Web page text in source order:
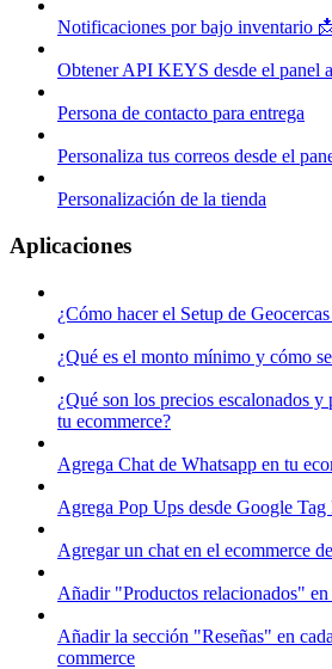
Notificaciones por bajo inventario
Obtener API KEYS desde el panel
Persona de contacto para entrega
Personaliza tus correos desde el
Personalización de la tienda
Aplicaciones
¿Cómo hacer el Setup de
¿Qué es el monto mínimo y cómo
¿Qué son los precios escalonados
tu ecommerce?
Agrega Chat de Whatsapp en tu
Agrega Pop Ups desde Google Tag
Agregar un chat en el ecommerce
Añadir "Productos relacionados" en
Añadir la sección "Reseñas" en
commerce